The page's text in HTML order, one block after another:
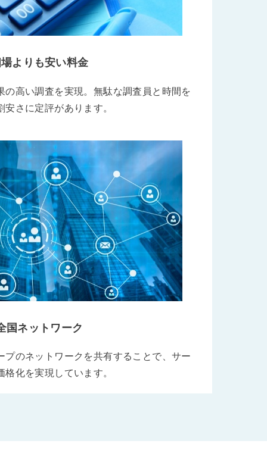
よりも安い料金
の高い調査を実現。無駄な調査員と時間を
さに定評があります。
国ネットワーク
プのネットワークを共有することで、サー
化を実現しています。